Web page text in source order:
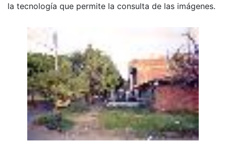
la tecnología que permite la consulta de las imágenes.